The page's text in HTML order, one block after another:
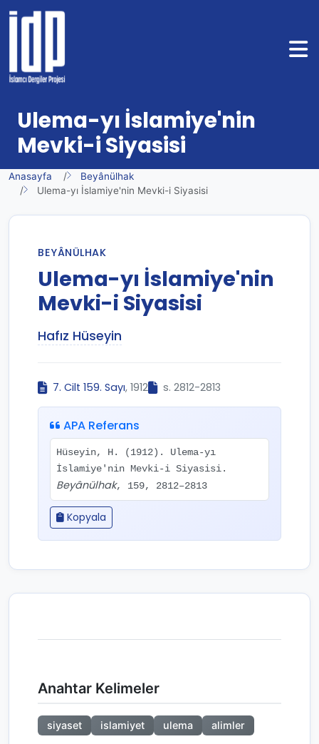
Ulema-yı İslamiye'nin
Mevki-i Siyasisi
Anasayfa
Beyânülhak
Ulema-yı İslamiye'nin Mevki-i Siyasisi
BEYÂNÜLHAK
Ulema-yı İslamiye'nin
Mevki-i Siyasisi
Hafız Hüseyin
7. Cilt 159. Sayı, 1912 s. 2812-2813
APA Referans
Hüseyin, H. (1912). Ulema-yı
İslamiye'nin Mevki-i Siyasisi.
Beyânülhak, 159, 2812–2813
Kopyala
Anahtar Kelimeler
siyaset islamiyet ulema alimler